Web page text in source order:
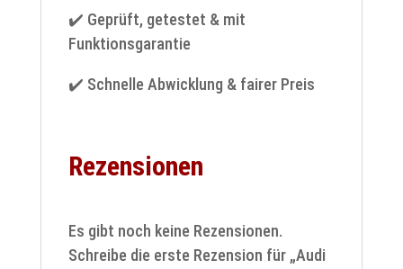
✔️ Geprüft, getestet & mit
Funktionsgarantie
✔️ Schnelle Abwicklung & fairer Preis
Rezensionen
Es gibt noch keine Rezensionen.
Schreibe die erste Rezension für „Audi